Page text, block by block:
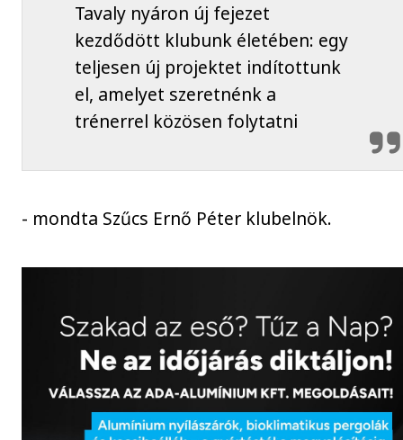
Tavaly nyáron új fejezet
kezdődött klubunk életében: egy
teljesen új projektet indítottunk
el, amelyet szeretnénk a
trénerrel közösen folytatni
- mondta Szűcs Ernő Péter klubelnök.